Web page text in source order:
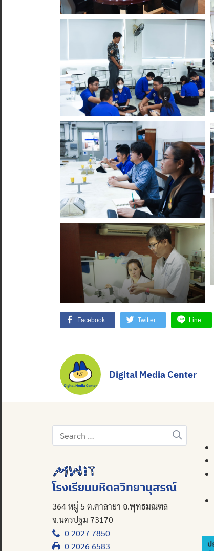
Facebook Twitter Line
Digital Media Center
Search
for:
โรงเรียนมหิดลวิทยานุสรณ์
364 หมู่ 5 ต.ศาลายา อ.พุทธมณฑล
จ.นครปฐม 73170
0 2027 7850
0 2026 6583